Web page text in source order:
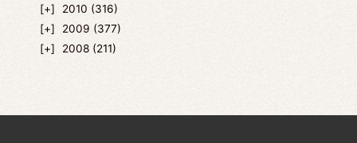
2010 (316)
2009 (377)
2008 (211)